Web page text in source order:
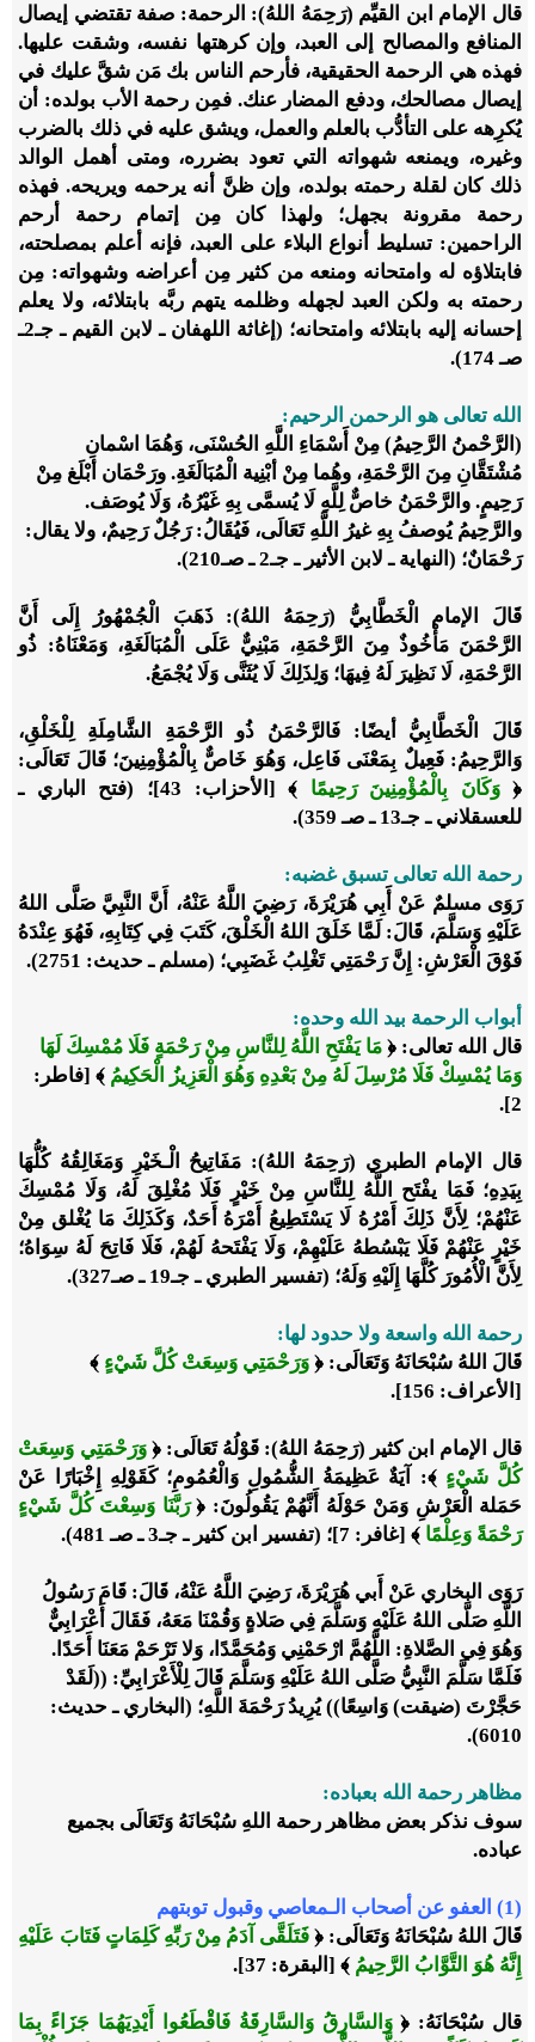
قال الإمام ابن القيِّم (رَحِمَهُ اللهُ): الرحمة: صفة تقتضي إيصال
المنافع والمصالح إلى العبد، وإن كرهتها نفسه، وشقت عليها.
فهذه هي الرحمة الحقيقية، فأرحم الناس بك مَن شقَّ عليك في
إيصال مصالحك، ودفع المضار عنك. فمِن رحمة الأب بولده: أن
يُكرِهه على التأدُّب بالعلم والعمل، ويشق عليه في ذلك بالضرب
وغيره، ويمنعه شهواته التي تعود بضرره، ومتى أهمل الوالد
ذلك كان لقلة رحمته بولده، وإن ظنَّ أنه يرحمه ويريحه. فهذه
رحمة مقرونة بجهل؛ ولهذا كان مِن إتمام رحمة أرحم
الراحمين: تسليط أنواع البلاء على العبد، فإنه أعلم بمصلحته،
فابتلاؤه له وامتحانه ومنعه من كثير مِن أعراضه وشهواته: مِن
رحمته به ولكن العبد لجهله وظلمه يتهم ربَّه بابتلائه، ولا يعلم
إحسانه إليه بابتلائه وامتحانه؛ (إغاثة اللهفان ـ لابن القيم ـ جـ2ـ
صـ 174).
الله تعالى هو الرحمن الرحيم:
(الرَّحْمنُ الرَّحِيمُ) مِنْ أَسْمَاءِ اللَّهِ الحُسْنَى، وَهُمَا اسْمانِ
مُشْتَقَّانِ مِنَ الرَّحْمَةِ، وهُما مِنْ أبْنِية الْمُبَالَغَةِ. ورَحْمَان أبْلَغ مِنْ
رَحِيمٍ. والرَّحْمَنُ خاصٌّ لِلَّهِ لَا يُسمَّى بِهِ غَيْرُهُ، وَلَا يُوصَف.
والرَّحِيمُ يُوصفُ بِهِ غيرُ اللَّهِ تَعَالَى، فَيُقَالُ: رَجُلٌ رَحِيمٌ، ولا يقال:
رَحْمَانٌ؛ (النهاية ـ لابن الأثير ـ جـ2 ـ صـ210).
قَالَ الإمام الْخَطَّابِيُّ (رَحِمَهُ اللهُ): ذَهَبَ الْجُمْهُورُ إِلَى أَنَّ
الرَّحْمَنَ مَأْخُوذٌ مِنَ الرَّحْمَةِ، مَبْنِيٌّ عَلَى الْمُبَالَغَةِ، وَمَعْنَاهُ: ذُو
الرَّحْمَةِ، لَا نَظِيرَ لَهُ فِيهَا؛ وَلِذَلِكَ لَا يُثَنَّى وَلَا يُجْمَعُ.
قَالَ الْخَطَّابِيُّ أيضًا: فَالرَّحْمَنُ ذُو الرَّحْمَةِ الشَّامِلَةِ لِلْخَلْقِ،
وَالرَّحِيمُ: فَعِيلٌ بِمَعْنَى فَاعِل، وَهُوَ خَاصٌّ بِالْمُؤْمِنِينَ؛ قَالَ تَعَالَى:
﴿وَكَانَ بِالْمُؤْمِنِينَ رَحِيمًا
﴾ [الأحزاب: 43]؛ (فتح الباري ـ
للعسقلاني ـ جـ13 ـ صـ 359).
رحمة الله تعالى تسبق غضبه:
رَوَى مسلمٌ عَنْ أَبِي هُرَيْرَةَ، رَضِيَ اللَّهُ عَنْهُ، أَنَّ النَّبِيَّ صَلَّى اللهُ
عَلَيْهِ وَسَلَّمَ، قَالَ: لَمَّا خَلَقَ اللهُ الْخَلْقَ، كَتَبَ فِي كِتَابِهِ، فَهُوَ عِنْدَهُ
فَوْقَ الْعَرْشِ: إِنَّ رَحْمَتِي تَغْلِبُ غَضَبِي؛ (مسلم ـ حديث: 2751).
أبواب الرحمة بيد الله وحده:
قال الله تعالى: ﴿ مَا يَفْتَحِ اللَّهُ لِلنَّاسِ مِنْ رَحْمَةٍ فَلَا مُمْسِكَ لَهَا
وَمَا يُمْسِكْ فَلَا مُرْسِلَ لَهُ مِنْ بَعْدِهِ وَهُوَ الْعَزِيزُ الْحَكِيمُ ﴾ [فاطر:
2].
قال الإمام الطبري (رَحِمَهُ اللهُ): مَفَاتِيحُ الْـخَيْرِ وَمَغَالِقُهُ كُلُّهَا
بِيَدِهِ؛ فَمَا يفْتَح اللَّهُ لِلنَّاسِ مِنْ خَيْرٍ فَلَا مُغْلِقَ لَهُ، وَلَا مُمْسِكَ
عَنْهُمْ؛ لِأَنَّ ذَلِكَ أَمْرُهُ لَا يَسْتَطِيعُ أَمْرَهُ أَحَدٌ، وَكَذَلِكَ مَا يُغْلق مِنْ
خَيْرٍ عَنْهُمْ فَلَا يَبْسُطهُ عَلَيْهِمْ، وَلَا يَفْتَحهُ لَهُمْ، فَلَا فَاتِحَ لَهُ سِوَاهُ؛
لِأَنَّ الْأُمُورَ كُلَّهَا إِلَيْهِ وَلَهُ؛ (تفسير الطبري ـ جـ19 ـ صـ327).
رحمة الله واسعة ولا حدود لها:
قَالَ اللهُ سُبْحَانَهُ وَتَعَالَى: ﴿ وَرَحْمَتِي وَسِعَتْ كُلَّ شَيْءٍ ﴾
[الأعراف: 156].
قال الإمام ابن كثير (رَحِمَهُ اللهُ): قَوْلُهُ تَعَالَى: ﴿وَرَحْمَتِي وَسِعَتْ
كُلَّ شَيْءٍ ﴾: آيَةٌ عَظِيمَةُ الشُّمُولِ وَالْعُمُومِ؛ كَقَوْلِهِ إِخْبَارًا عَنْ
حَمَلة الْعَرْشِ وَمَنْ حَوْلَهُ أَنَّهُمْ يَقُولُونَ: ﴿رَبَّنَا وَسِعْتَ كُلَّ شَيْءٍ
رَحْمَةً وَعِلْمًا ﴾ [غافر: 7]؛ (تفسير ابن كثير ـ جـ3 ـ صـ 481).
رَوَى البخاري عَنْ أَبي هُرَيْرَةَ، رَضِيَ اللَّهُ عَنْهُ، قَالَ: قَامَ رَسُولُ
اللَّهِ صَلَّى اللهُ عَلَيْهِ وَسَلَّمَ فِي صَلاةٍ وَقُمْنَا مَعَهُ، فَقَالَ أَعْرَابِيٌّ
وَهُوَ فِي الصَّلاةِ: اللَّهُمَّ ارْحَمْنِي وَمُحَمَّدًا، وَلا تَرْحَمْ مَعَنَا أَحَدًا.
فَلَمَّا سَلَّمَ النَّبِيُّ صَلَّى اللهُ عَلَيْهِ وَسَلَّمَ قَالَ لِلْأَعْرَابِيِّ: ((لَقَدْ
حَجَّرْتَ (ضيقت) وَاسِعًا)) يُرِيدُ رَحْمَةَ اللَّهِ؛ (البخاري ـ حديث:
6010).
مظاهر رحمة الله بعباده:
سوف نذكر بعض مظاهر رحمة اللهِ سُبْحَانَهُ وَتَعَالَى بجميع
عباده.
(1) العفو عن أصحاب الـمعاصي وقبول توبتهم
قَالَ اللهُ سُبْحَانَهُ وَتَعَالَى: ﴿فَتَلَقَّى آدَمُ مِنْ رَبِّهِ كَلِمَاتٍ فَتَابَ عَلَيْهِ
إِنَّهُ هُوَ التَّوَّابُ الرَّحِيمُ ﴾ [البقرة: 37].
قال سُبْحَانَهُ: ﴿وَالسَّارِقُ وَالسَّارِقَةُ فَاقْطَعُوا أَيْدِيَهُمَا جَزَاءً بِمَا